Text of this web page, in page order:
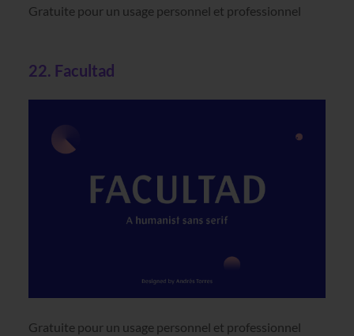
Gratuite pour un usage personnel et professionnel
22. Facultad
Gratuite pour un usage personnel et professionnel